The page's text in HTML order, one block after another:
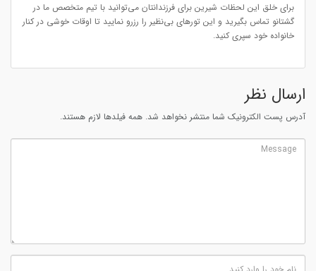
برای خلق این لحظات شیرین برای فرزندانتان می‌توانید با تیم متخصص ما در
گشتانو تماس بگیرید و این تورهای بی‌نظیر را رزرو نمایید تا اوقات خوشی در کنار
خانواده خود سپری کنید.
ارسال نظر
آدرس پست الکترونیک شما منتشر نخواهد شد. همه فیلدها لازم هستند.